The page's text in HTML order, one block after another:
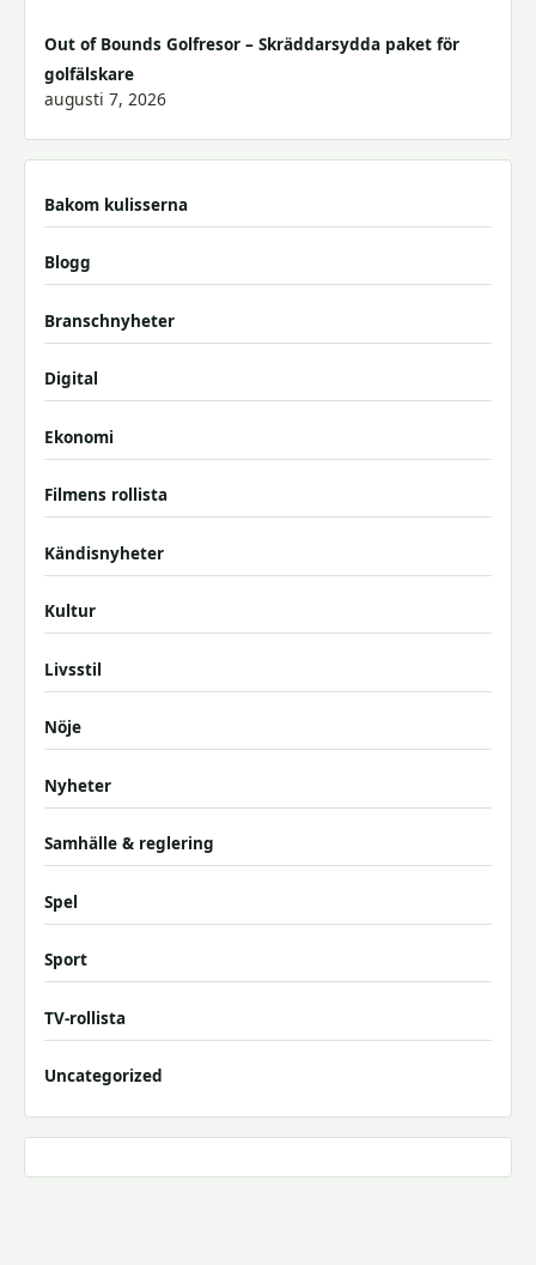
Out of Bounds Golfresor – Skräddarsydda paket för
golfälskare
augusti 7, 2026
Bakom kulisserna
Blogg
Branschnyheter
Digital
Ekonomi
Filmens rollista
Kändisnyheter
Kultur
Livsstil
Nöje
Nyheter
Samhälle & reglering
Spel
Sport
TV-rollista
Uncategorized